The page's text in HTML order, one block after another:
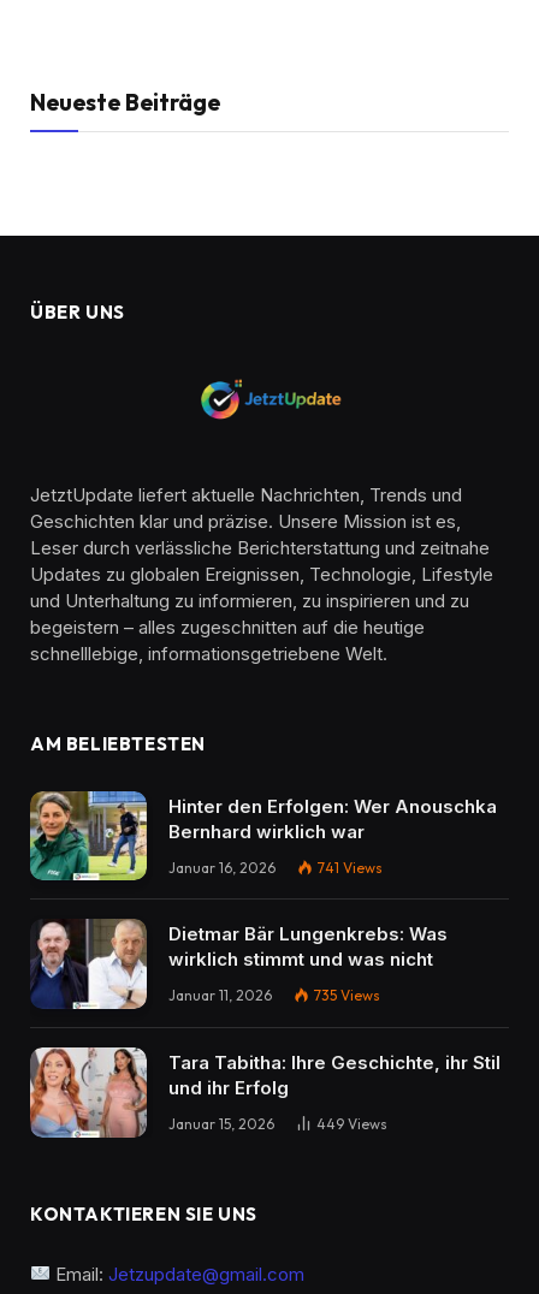
Neueste Beiträge
ÜBER UNS
JetztUpdate liefert aktuelle Nachrichten, Trends und
Geschichten klar und präzise. Unsere Mission ist es,
Leser durch verlässliche Berichterstattung und zeitnahe
Updates zu globalen Ereignissen, Technologie, Lifestyle
und Unterhaltung zu informieren, zu inspirieren und zu
begeistern – alles zugeschnitten auf die heutige
schnelllebige, informationsgetriebene Welt.
AM BELIEBTESTEN
Hinter den Erfolgen: Wer Anouschka
Bernhard wirklich war
Januar 16, 2026 741 Views
Dietmar Bär Lungenkrebs: Was
wirklich stimmt und was nicht
Januar 11, 2026 735 Views
Tara Tabitha: Ihre Geschichte, ihr Stil
und ihr Erfolg
Januar 15, 2026 449 Views
KONTAKTIEREN SIE UNS
Email:Jetzupdate@gmail.com